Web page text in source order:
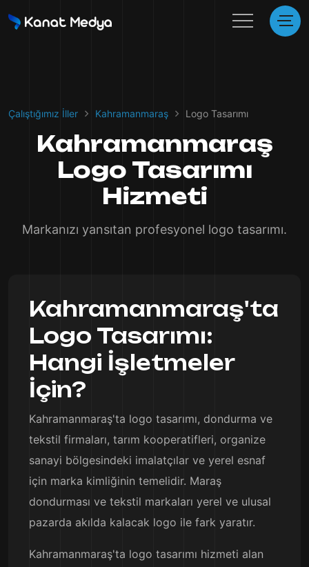
Çalıştığımız İller Kahramanmaraş Logo Tasarımı
Kahramanmaraş
Logo Tasarımı
Hizmeti
Markanızı yansıtan profesyonel logo tasarımı.
Kahramanmaraş'ta
Logo Tasarımı:
Hangi İşletmeler
İçin?
Kahramanmaraş'ta logo tasarımı, dondurma ve
tekstil firmaları, tarım kooperatifleri, organize
sanayi bölgesindeki imalatçılar ve yerel esnaf
için marka kimliğinin temelidir. Maraş
dondurması ve tekstil markaları yerel ve ulusal
pazarda akılda kalacak logo ile fark yaratır.
Kahramanmaraş'ta logo tasarımı hizmeti alan